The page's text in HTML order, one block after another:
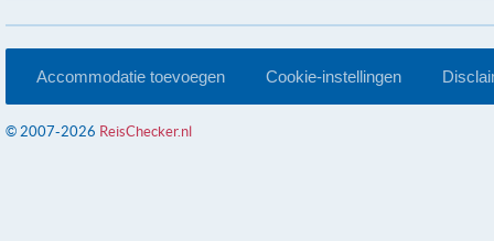
Accommodatie toevoegen Cookie-instellingen
© 2007-2026 ReisChecker.nl